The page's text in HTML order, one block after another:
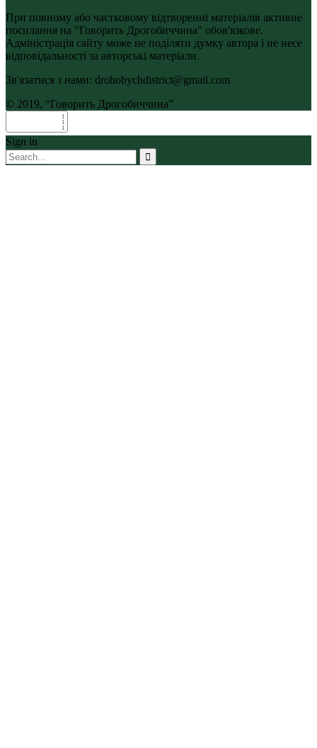
При повному або частковому відтворенні матеріалів активне
посилання на "Говорить Дрогобиччина" обов'язкове.
Адміністрація сайту може не поділяти думку автора і не несе
відповідальності за авторські матеріали.
Зв'язатися з нами: drohobychdistrict@gmail.com
© 2019, “Говорить Дрогобиччина”
Sign in